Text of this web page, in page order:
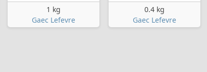
1 kg
Gaec Lefevre
0.4 kg
Gaec Lefevre